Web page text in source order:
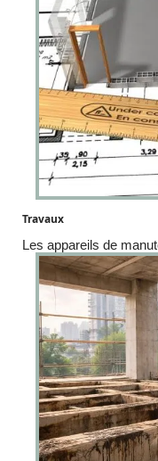
Travaux
Les appareils de